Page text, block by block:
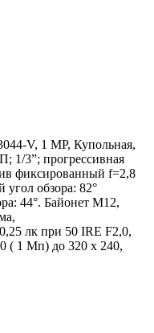
V, 1 MP, Купольная,
1/3”; прогрессивная
фиксированный f=2,8
обзора: 82°
44°. Байонет М12,
лк при 50 IRE F2,0,
( 1 Мп) до 320 x 240,